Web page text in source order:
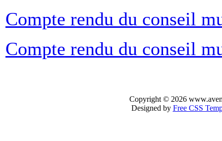
Compte rendu du conseil
Compte rendu du conseil
Copyright © 2026
Designed by Free CSS